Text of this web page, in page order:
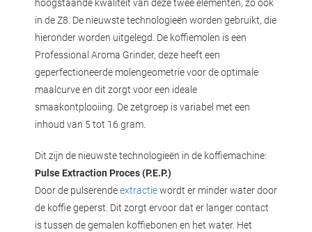
hoogstaande kwaliteit van deze twee elementen, zo ook
in de Z8. De nieuwste technologieën worden gebruikt, die
hieronder worden uitgelegd. De koffiemolen is een
Professional Aroma Grinder, deze heeft een
geperfectioneerde molengeometrie voor de optimale
maalcurve en dit zorgt voor een ideale
smaakontplooiing. De zetgroep is variabel met een
inhoud van 5 tot 16 gram.
Dit zijn de nieuwste technologieën in de koffiemachine:
Pulse Extraction Proces (P.E.P.)
Door de pulserendeextractiewordt er minder water door
de koffie geperst. Dit zorgt ervoor dat er langer contact
is tussen de gemalen koffiebonen en het water. Het